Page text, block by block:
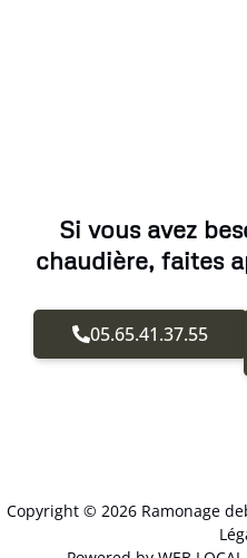
Si vous avez
chaudière, faites
05.65.41.37.55
Copyright © 2026 Ramonage